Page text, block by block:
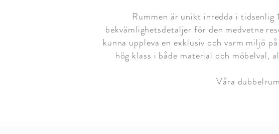
Rummen är unikt inredda i
bekvämlighetsdetaljer för den medvetne
kunna uppleva en exklusiv och varm miljö
hög klass i både material och möbelval,
Våra